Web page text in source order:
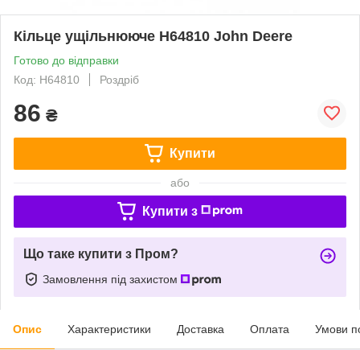
Кільце ущільнююче H64810 John Deere
Готово до відправки
Код: H64810
Роздріб
86 ₴
Купити
або
Купити з
Що таке купити з Пром?
Замовлення під захистом
Опис Характеристики Доставка Оплата Умови